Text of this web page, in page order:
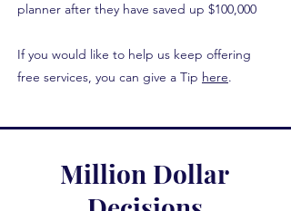
planner after they have saved up $100,000
If you would like to help us keep offering
free services, you can give a Tip here.
Million Dollar